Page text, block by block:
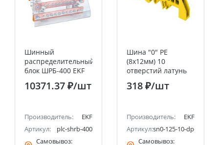
Шинный
распределительный
блок ШРБ-400 EKF
10371.37 ₽/шт
Производитель:
EKF
Артикул:
plc-shrb-400
Самовывоз:
Шина "0" РЕ
(8х12мм) 10
отверстий латунь
желтый
нейлоновый корпус
318 ₽/шт
Производитель:
EKF
Артикул:sn0-125-10-dpe
Самовывоз: